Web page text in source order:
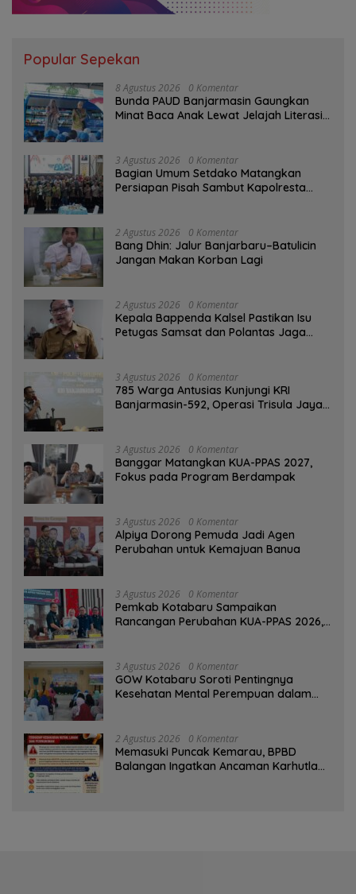
Popular Sepekan
8 Agustus 2026 0 Komentar
Bunda PAUD Banjarmasin Gaungkan
Minat Baca Anak Lewat Jelajah Literasi
3 Agustus 2026 0 Komentar
Bagian Umum Setdako Matangkan
Persiapan Pisah Sambut Kapolresta
2 Agustus 2026 0 Komentar
Bang Dhin: Jalur Banjarbaru–Batulicin
Jangan Makan Korban Lagi
2 Agustus 2026 0 Komentar
Kepala Bappenda Kalsel Pastikan Isu
Petugas Samsat dan Polantas Jaga
3 Agustus 2026 0 Komentar
785 Warga Antusias Kunjungi KRI
Banjarmasin-592, Operasi Trisula Jaya
3 Agustus 2026 0 Komentar
‎Banggar Matangkan KUA-PPAS 2027,
Fokus pada Program Berdampak
3 Agustus 2026 0 Komentar
‎Alpiya Dorong Pemuda Jadi Agen
Perubahan untuk Kemajuan Banua ‎
3 Agustus 2026 0 Komentar
Pemkab Kotabaru Sampaikan
Rancangan Perubahan KUA-PPAS 2026,
3 Agustus 2026 0 Komentar
GOW Kotabaru Soroti Pentingnya
Kesehatan Mental Perempuan dalam
2 Agustus 2026 0 Komentar
Memasuki Puncak Kemarau, BPBD
Balangan Ingatkan Ancaman Karhutla